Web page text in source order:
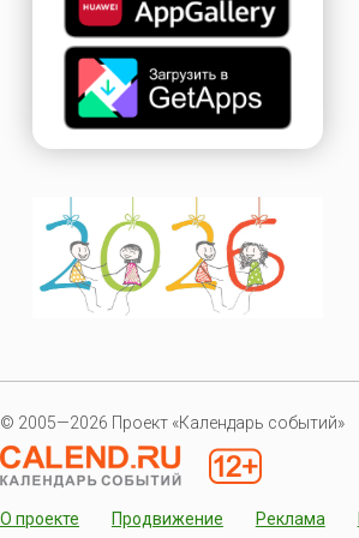
© 2005—2026 Проект «Календарь событий»
О проекте Продвижение Реклама